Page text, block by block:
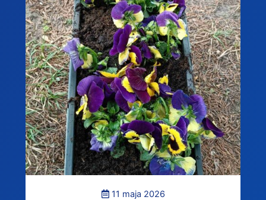
11 maja 2026